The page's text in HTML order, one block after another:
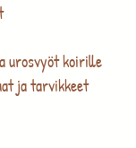
urosvyöt koirille
ja tarvikkeet